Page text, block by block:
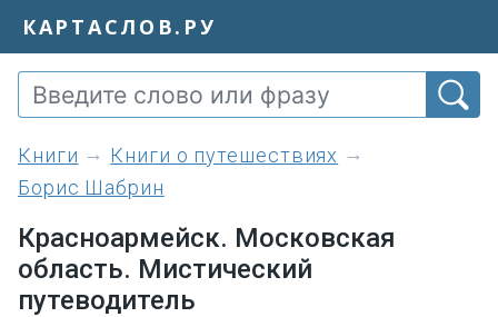
КАРТАСЛОВ.РУ
книги
Книги о путешествиях
Борис Шабрин
Красноармейск. Московская
область. Мистический
путеводитель